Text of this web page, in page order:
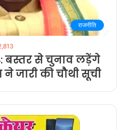
राजनीति
बस्तर से चुनाव लड़ेंगे
जारी की चौथी सूची